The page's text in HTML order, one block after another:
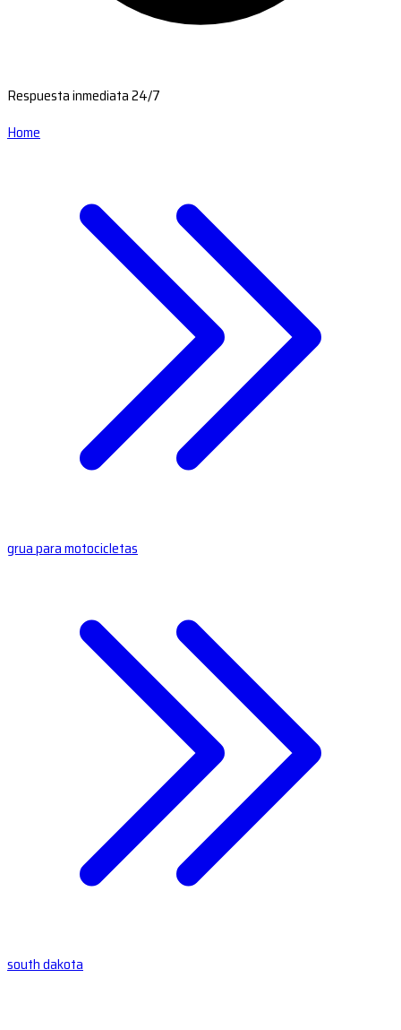
Respuesta inmediata 24/7
Home
grua para motocicletas
south dakota